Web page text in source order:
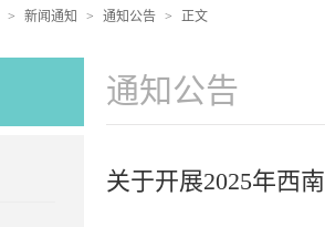
> 新闻通知 > 通知公告 > 正文
通知公告
关于开展2025年西